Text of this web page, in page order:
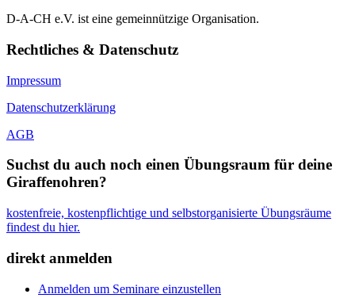
D-A-CH e.V. ist eine gemeinnützige Organisation.
Rechtliches & Datenschutz
Impressum
Datenschutzerklärung
AGB
Suchst du auch noch einen Übungsraum für deine
Giraffenohren?
kostenfreie, kostenpflichtige und selbstorganisierte Übungsräume
findest du hier.
direkt anmelden
Anmelden um Seminare einzustellen